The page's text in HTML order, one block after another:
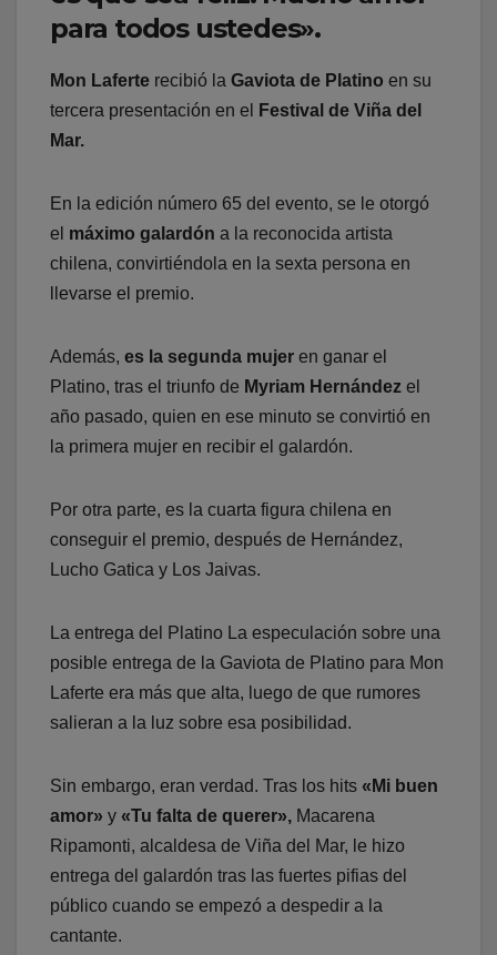
para todos ustedes».
Mon Laferte recibió la Gaviota de Platino en su
tercera presentación en el
Festival de Viña del
Mar.
En la edición número 65 del evento, se le otorgó
el máximo galardón a la reconocida artista
chilena, convirtiéndola en la sexta persona en
llevarse el premio.
Además, es la segunda mujer en ganar el
Platino, tras el triunfo de Myriam Hernández el
año pasado, quien en ese minuto se convirtió en
la primera mujer en recibir el galardón.
Por otra parte, es la cuarta figura chilena en
conseguir el premio, después de Hernández,
Lucho Gatica y Los Jaivas.
La entrega del Platino La especulación sobre una
posible entrega de la Gaviota de Platino para Mon
Laferte era más que alta, luego de que rumores
salieran a la luz sobre esa posibilidad.
Sin embargo, eran verdad. Tras los hits «Mi buen
amor» y «Tu falta de querer», Macarena
Ripamonti, alcaldesa de Viña del Mar, le hizo
entrega del galardón tras las fuertes pifias del
público cuando se empezó a despedir a la
cantante.